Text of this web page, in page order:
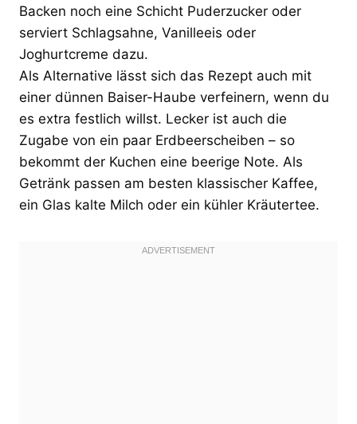
Backen noch eine Schicht Puderzucker oder
serviert Schlagsahne, Vanilleeis oder
Joghurtcreme dazu.
Als Alternative lässt sich das Rezept auch mit
einer dünnen Baiser-Haube verfeinern, wenn du
es extra festlich willst. Lecker ist auch die
Zugabe von ein paar Erdbeerscheiben – so
bekommt der Kuchen eine beerige Note. Als
Getränk passen am besten klassischer Kaffee,
ein Glas kalte Milch oder ein kühler Kräutertee.